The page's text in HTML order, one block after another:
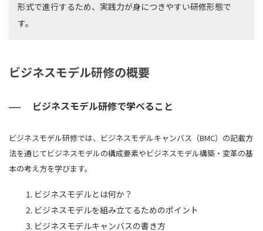
形式で進行するため、実践力が身につきやすい研修形態で
す。
ビジネスモデル研修の概要
ビジネスモデル研修で学べること
ビジネスモデル研修では、ビジネスモデルキャンバス（BMC）の記載方
法を通じてビジネスモデルの構成要素やビジネスモデル構築・変革の基
本の考え方を学びます。
ビジネスモデルとは何か？
ビジネスモデルを組み立てるためのポイント
ビジネスモデルキャンバスの書き方